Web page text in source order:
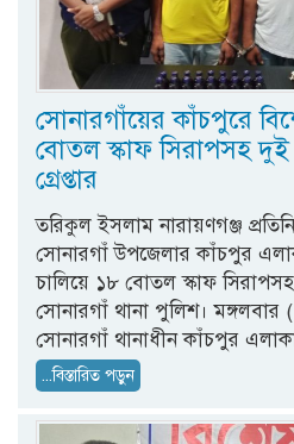
সোনারগাঁয়ের কাঁচপুরে
বোতল স্কাফ সিরাপসহ দুই
গ্রেপ্তার
তরিকুল ইসলাম নারায়ণগঞ্জ
সোনারগাঁ উপজেলার কাঁচপুর
চালিয়ে ১৮ বোতল স্কাফ
সোনারগাঁ থানা পুলিশ।
সোনারগাঁ থানাধীন কাঁচপুর
...বিস্তারিত পড়ুন